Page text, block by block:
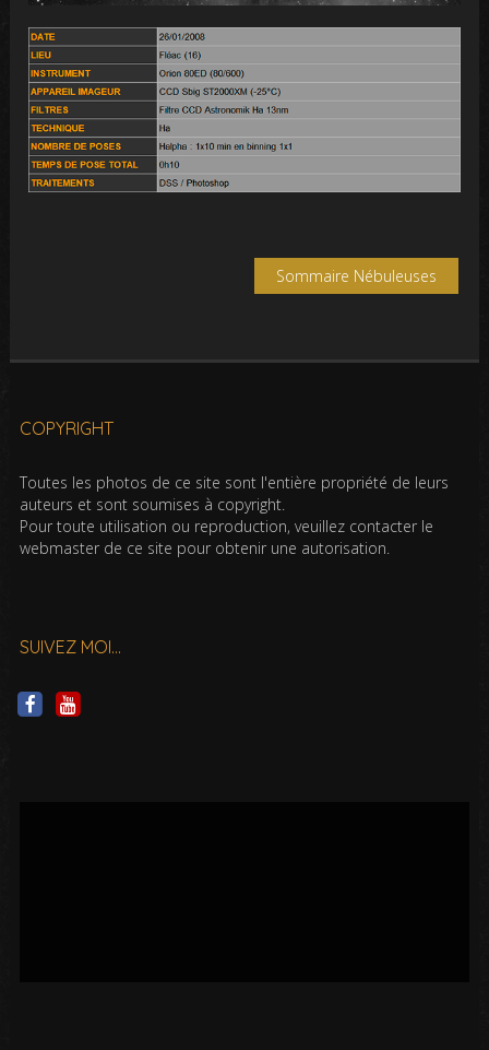
Sommaire Nébuleuses
COPYRIGHT
Toutes les photos de ce site sont l'entière propriété de leurs
auteurs et sont soumises à copyright.
Pour toute utilisation ou reproduction, veuillez contacter le
webmaster de ce site pour obtenir une autorisation.
SUIVEZ MOI…